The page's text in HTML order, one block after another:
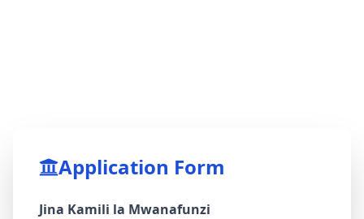
Application Form
Jina Kamili la Mwanafunzi